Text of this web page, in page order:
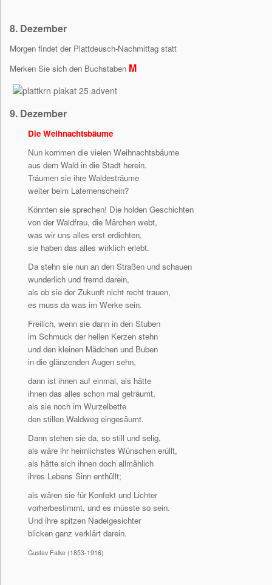
8. Dezember
Morgen findet der Plattdeusch-Nachmittag statt
Merken Sie sich den Buchstaben M
9. Dezember
Die Weihnachtsbäume
Nun kommen die vielen Weihnachtsbäume
aus dem Wald in die Stadt herein.
Träumen sie ihre Waldesträume
weiter beim Laternenschein?
Könnten sie sprechen! Die holden Geschichten
von der Waldfrau, die Märchen webt,
was wir uns alles erst erdichten,
sie haben das alles wirklich erlebt.
Da stehn sie nun an den Straßen und schauen
wunderlich und fremd darein,
als ob sie der Zukunft nicht recht trauen,
es muss da was im Werke sein.
Freilich, wenn sie dann in den Stuben
im Schmuck der hellen Kerzen stehn
und den kleinen Mädchen und Buben
in die glänzenden Augen sehn,
dann ist ihnen auf einmal, als hätte
ihnen das alles schon mal geträumt,
als sie noch im Wurzelbette
den stillen Waldweg eingesäumt.
Dann stehen sie da, so still und selig,
als wäre ihr heimlichstes Wünschen erüllt,
als hätte sich ihnen doch allmählich
ihres Lebens Sinn enthüllt;
als wären sie für Konfekt und Lichter
vorherbestimmt, und es müsste so sein.
Und ihre spitzen Nadelgesichter
blicken ganz verklärt darein.
Gustav Falke (1853-1916)